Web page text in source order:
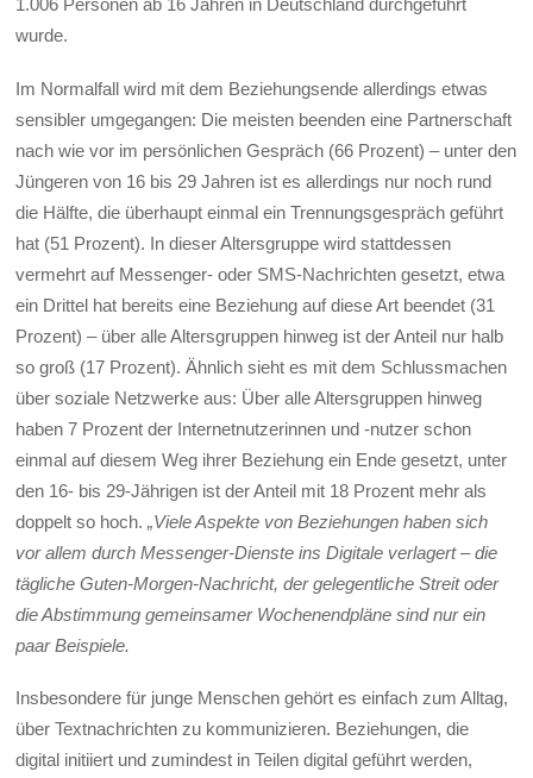
1.006 Personen ab 16 Jahren in Deutschland durchgeführt
wurde.
Im Normalfall wird mit dem Beziehungsende allerdings etwas
sensibler umgegangen: Die meisten beenden eine Partnerschaft
nach wie vor im persönlichen Gespräch (66 Prozent) – unter den
Jüngeren von 16 bis 29 Jahren ist es allerdings nur noch rund
die Hälfte, die überhaupt einmal ein Trennungsgespräch geführt
hat (51 Prozent). In dieser Altersgruppe wird stattdessen
vermehrt auf Messenger- oder SMS-Nachrichten gesetzt, etwa
ein Drittel hat bereits eine Beziehung auf diese Art beendet (31
Prozent) – über alle Altersgruppen hinweg ist der Anteil nur halb
so groß (17 Prozent). Ähnlich sieht es mit dem Schlussmachen
über soziale Netzwerke aus: Über alle Altersgruppen hinweg
haben 7 Prozent der Internetnutzerinnen und -nutzer schon
einmal auf diesem Weg ihrer Beziehung ein Ende gesetzt, unter
den 16- bis 29-Jährigen ist der Anteil mit 18 Prozent mehr als
doppelt so hoch.„Viele Aspekte von Beziehungen haben sich
vor allem durch Messenger-Dienste ins Digitale verlagert – die
tägliche Guten-Morgen-Nachricht, der gelegentliche Streit oder
die Abstimmung gemeinsamer Wochenendpläne sind nur ein
paar Beispiele.
Insbesondere für junge Menschen gehört es einfach zum Alltag,
über Textnachrichten zu kommunizieren. Beziehungen, die
digital initiiert und zumindest in Teilen digital geführt werden,